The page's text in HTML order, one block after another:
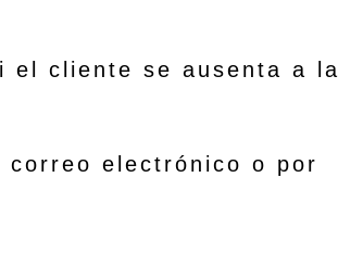
cliente se ausenta a la
electrónico o por